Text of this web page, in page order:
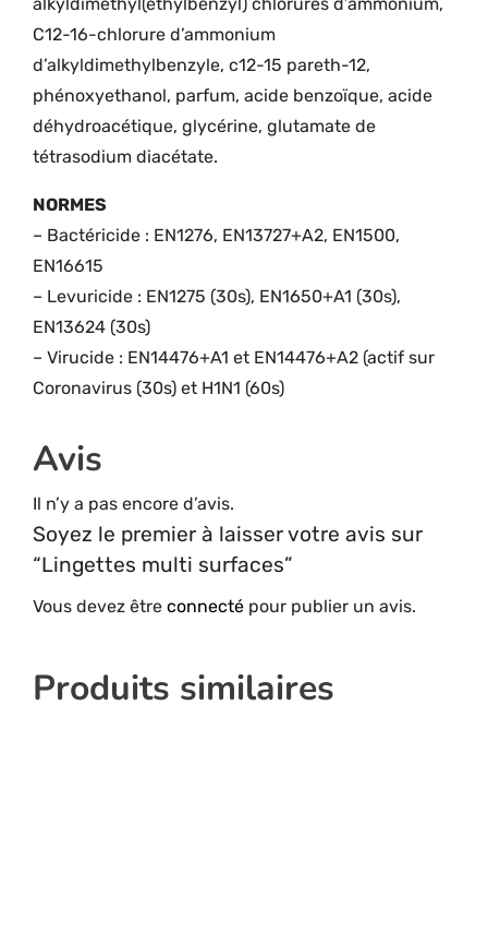
C12-16-chlorure d’ammonium
d’alkyldimethylbenzyle, c12-15 pareth-12,
phénoxyethanol, parfum, acide benzoïque, acide
déhydroacétique, glycérine, glutamate de
tétrasodium diacétate.
NORMES
– Bactéricide : EN1276, EN13727+A2, EN1500,
EN16615
– Levuricide : EN1275 (30s), EN1650+A1 (30s),
EN13624 (30s)
– Virucide : EN14476+A1 et EN14476+A2 (actif sur
Coronavirus (30s) et H1N1 (60s)
Avis
Il n’y a pas encore d’avis.
Soyez le premier à laisser votre avis sur
“Lingettes multi surfaces”
Vous devez être connecté pour publier un avis.
Produits similaires